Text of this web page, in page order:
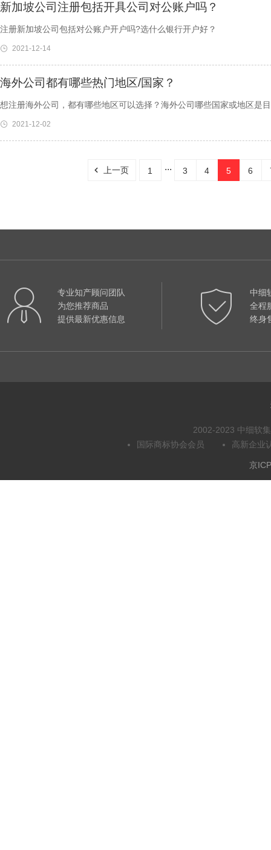
新加坡公司注册包括开具公司对公账户吗？
注册新加坡公司包括对公账户开户吗?选什么银行开户好？
2021-12-14
海外公司都有哪些热门地区/国家？
想注册海外公司，都有哪些地区可以选择？海外公司哪些国家或地区是
2021-12-02
上一页 1 ... 3 4 5 6
专业知产顾问团队
为您推荐商品
提供最新优惠信息
中细
全程
终身
2002-2023 中细软
国际商标协会会员
高新企业
京